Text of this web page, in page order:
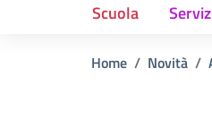
Scuola
Home Novità